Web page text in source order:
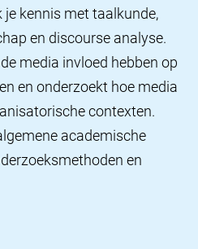
kennis met taalkunde,
en discourse analyse.
media invloed hebben op
en onderzoekt hoe media
contexten.
academische
en